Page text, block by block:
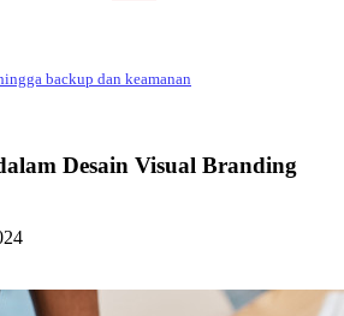
backup dan keamanan
Desain Visual Branding